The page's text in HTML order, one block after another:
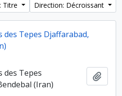
Titre
Direction: Décroissant
des Tepes Djaffarabad,
des Tepes
(Iran)